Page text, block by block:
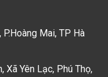
Mai, TP Hà
Xã Yên Lạc, Phú Thọ,